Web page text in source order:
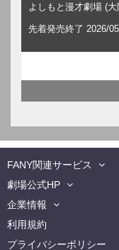
よしもと漫才劇場 (大
先着発売終了 2026/
FANY関連サービス
劇場公式HP
企業情報
利用規約
プライバシーポリシー